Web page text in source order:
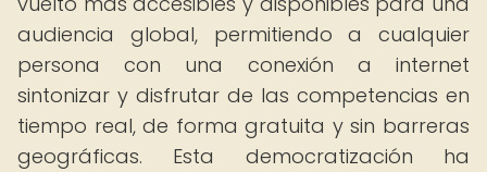
audiencia global, permitiendo a cualquier
persona con una conexión a internet
sintonizar y disfrutar de las competencias en
tiempo real, de forma gratuita y sin barreras
geográficas. Esta democratización ha